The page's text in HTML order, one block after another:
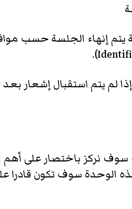
لم يتم استقبال إشعار
نركز باختصار على أهم
الوحدة سوف تكون